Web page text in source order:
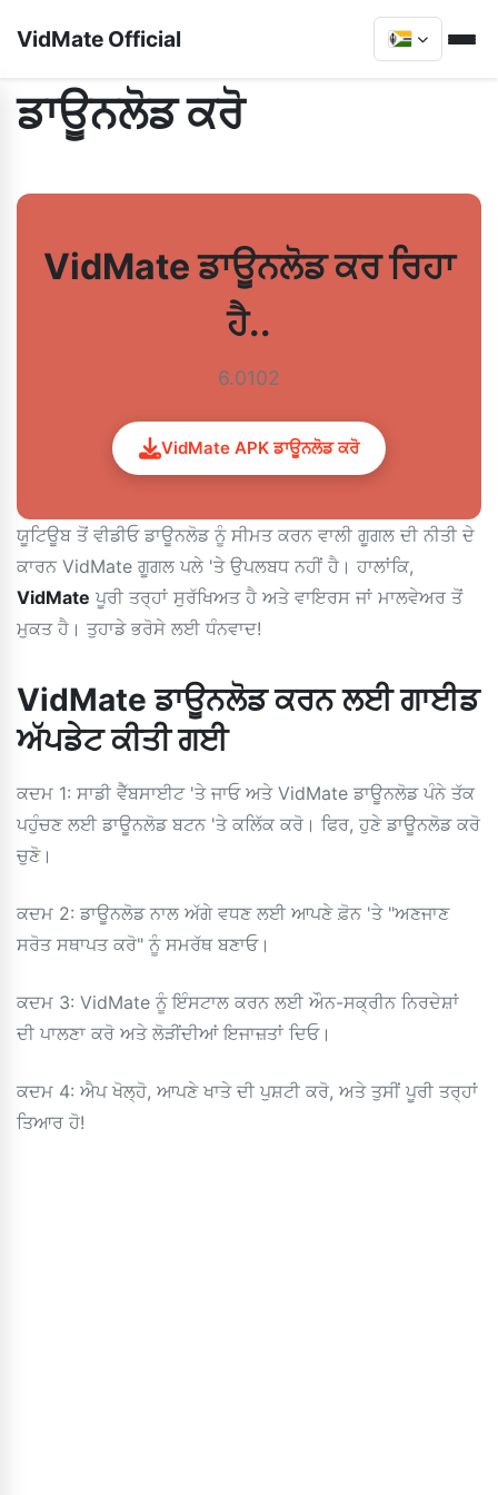
VidMate Official
ਡਾਊਨਲੋਡ ਕਰੋ
VidMate ਡਾਊਨਲੋਡ ਕਰ ਰਿਹਾ
ਹੈ..
6.0102
VidMate APK ਡਾਊਨਲੋਡ ਕਰੋ
ਯੂਟਿਊਬ ਤੋਂ ਵੀਡੀਓ ਡਾਊਨਲੋਡ ਨੂੰ ਸੀਮਤ ਕਰਨ ਵਾਲੀ ਗੂਗਲ ਦੀ ਨੀਤੀ ਦੇ
ਕਾਰਨ VidMate ਗੂਗਲ ਪਲੇ 'ਤੇ ਉਪਲਬਧ ਨਹੀਂ ਹੈ। ਹਾਲਾਂਕਿ,
VidMate ਪੂਰੀ ਤਰ੍ਹਾਂ ਸੁਰੱਖਿਅਤ ਹੈ ਅਤੇ ਵਾਇਰਸ ਜਾਂ ਮਾਲਵੇਅਰ ਤੋਂ
ਮੁਕਤ ਹੈ। ਤੁਹਾਡੇ ਭਰੋਸੇ ਲਈ ਧੰਨਵਾਦ!
VidMate ਡਾਊਨਲੋਡ ਕਰਨ ਲਈ ਗਾਈਡ
ਅੱਪਡੇਟ ਕੀਤੀ ਗਈ
ਕਦਮ 1: ਸਾਡੀ ਵੈੱਬਸਾਈਟ 'ਤੇ ਜਾਓ ਅਤੇ VidMate ਡਾਊਨਲੋਡ ਪੰਨੇ ਤੱਕ
ਪਹੁੰਚਣ ਲਈ ਡਾਊਨਲੋਡ ਬਟਨ 'ਤੇ ਕਲਿੱਕ ਕਰੋ। ਫਿਰ, ਹੁਣੇ ਡਾਊਨਲੋਡ ਕਰੋ
ਚੁਣੋ।
ਕਦਮ 2: ਡਾਊਨਲੋਡ ਨਾਲ ਅੱਗੇ ਵਧਣ ਲਈ ਆਪਣੇ ਫ਼ੋਨ 'ਤੇ "ਅਣਜਾਣ
ਸਰੋਤ ਸਥਾਪਤ ਕਰੋ" ਨੂੰ ਸਮਰੱਥ ਬਣਾਓ।
ਕਦਮ 3: VidMate ਨੂੰ ਇੰਸਟਾਲ ਕਰਨ ਲਈ ਔਨ-ਸਕ੍ਰੀਨ ਨਿਰਦੇਸ਼ਾਂ
ਦੀ ਪਾਲਣਾ ਕਰੋ ਅਤੇ ਲੋੜੀਂਦੀਆਂ ਇਜਾਜ਼ਤਾਂ ਦਿਓ।
ਕਦਮ 4: ਐਪ ਖੋਲ੍ਹੋ, ਆਪਣੇ ਖਾਤੇ ਦੀ ਪੁਸ਼ਟੀ ਕਰੋ, ਅਤੇ ਤੁਸੀਂ ਪੂਰੀ ਤਰ੍ਹਾਂ
ਤਿਆਰ ਹੋ!